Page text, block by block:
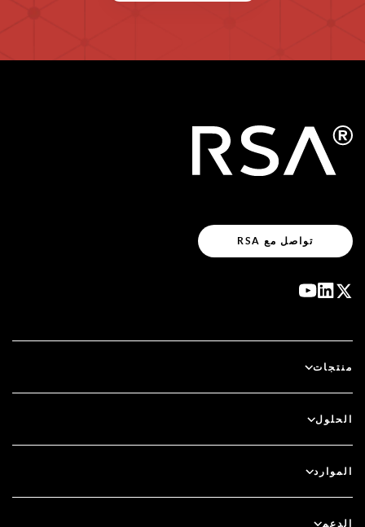
تواصل مع RSA
منتجات
سكيور آي دي (SecurID)
الحلول
المصادقة متعددة العوامل
الموارد
الدعم